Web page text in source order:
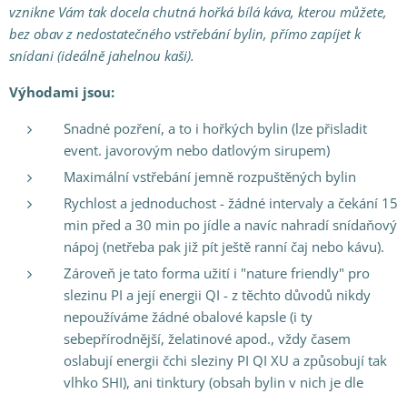
vznikne Vám tak docela chutná hořká bílá káva, kterou můžete,
bez obav z nedostatečného vstřebání bylin, přímo zapíjet k
snídani (ideálně jahelnou kaši).
Výhodami jsou:
Snadné pozření, a to i hořkých bylin (lze přisladit
event. javorovým nebo datlovým sirupem)
Maximální vstřebání jemně rozpuštěných bylin
Rychlost a jednoduchost - žádné intervaly a čekání 15
min před a 30 min po jídle a navíc nahradí snídaňový
nápoj (netřeba pak již pít ještě ranní čaj nebo kávu).
Zároveň je tato forma užití i "nature friendly" pro
slezinu PI a její energii QI - z těchto důvodů nikdy
nepoužíváme žádné obalové kapsle (i ty
sebepřírodnější, želatinové apod., vždy časem
oslabují energii čchi sleziny PI QI XU a způsobují tak
vlhko SHI), ani tinktury (obsah bylin v nich je dle